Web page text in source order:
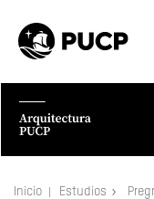
Inicio Estudios